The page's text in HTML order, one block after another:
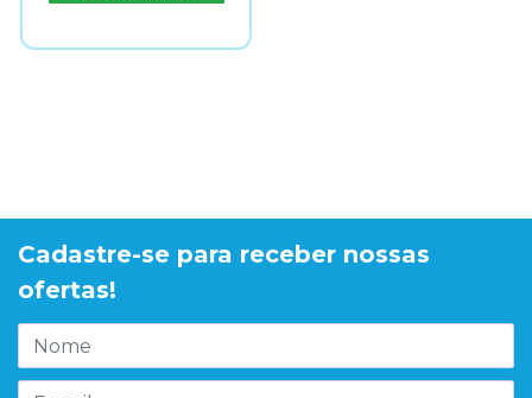
Cadastre-se para receber nossas
ofertas!